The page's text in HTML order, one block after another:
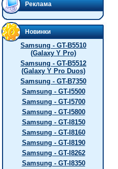
Реклама
Новинки
Samsung - GT-B5510
(Galaxy Y Pro)
Samsung - GT-B5512
(Galaxy Y Pro Duos)
Samsung - GT-B7350
Samsung - GT-I5500
Samsung - GT-I5700
Samsung - GT-I5800
Samsung - GT-I8150
Samsung - GT-I8160
Samsung - GT-I8190
Samsung - GT-I8262
Samsung - GT-I8350